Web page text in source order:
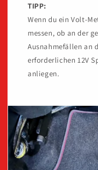
TIPP:
Wenn du ein Volt-
messen, ob an der
Ausnahmefällen an
erforderlichen 12V
anliegen.